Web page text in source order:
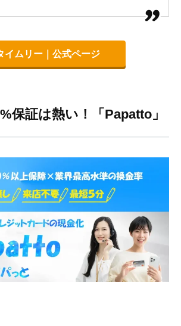
イムリー｜公式ページ
保証は熱い！「Papatto」